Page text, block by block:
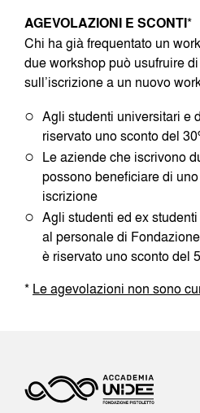
AGEVOLAZIONI E SCONTI*
Chi ha già frequentato un
due workshop può usufruire
sull’iscrizione a un nuovo
Agli studenti universitari e
riservato uno sconto del
Le aziende che iscrivono
possono beneficiare di
iscrizione
Agli studenti ed ex
al personale di
è riservato uno sconto del
* Le agevolazioni non sono